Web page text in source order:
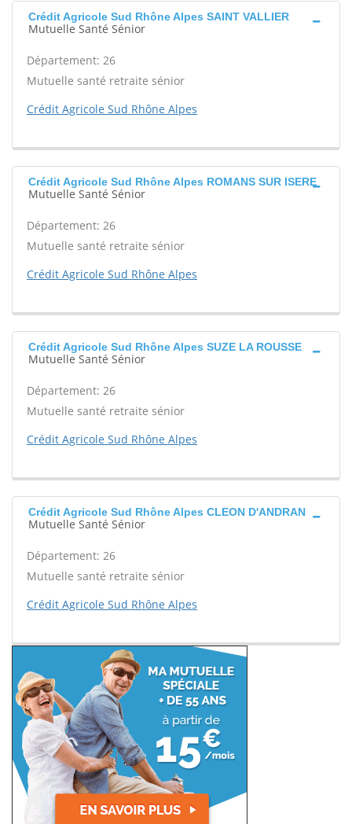
Crédit Agricole Sud Rhône Alpes SAINT VALLIER
Mutuelle Santé Sénior
Département: 26
Mutuelle santé retraite sénior
Crédit Agricole Sud Rhône Alpes
Crédit Agricole Sud Rhône Alpes ROMANS SUR ISERE
Mutuelle Santé Sénior
Département: 26
Mutuelle santé retraite sénior
Crédit Agricole Sud Rhône Alpes
Crédit Agricole Sud Rhône Alpes SUZE LA ROUSSE
Mutuelle Santé Sénior
Département: 26
Mutuelle santé retraite sénior
Crédit Agricole Sud Rhône Alpes
Crédit Agricole Sud Rhône Alpes CLEON D'ANDRAN
Mutuelle Santé Sénior
Département: 26
Mutuelle santé retraite sénior
Crédit Agricole Sud Rhône Alpes